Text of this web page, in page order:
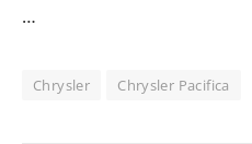
…
Chrysler Chrysler Pacifica